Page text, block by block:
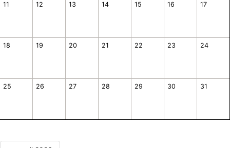
11 12 13 14 15 16 17
18 19 20 21 22 23 24
25 26 27 28 29 30 31